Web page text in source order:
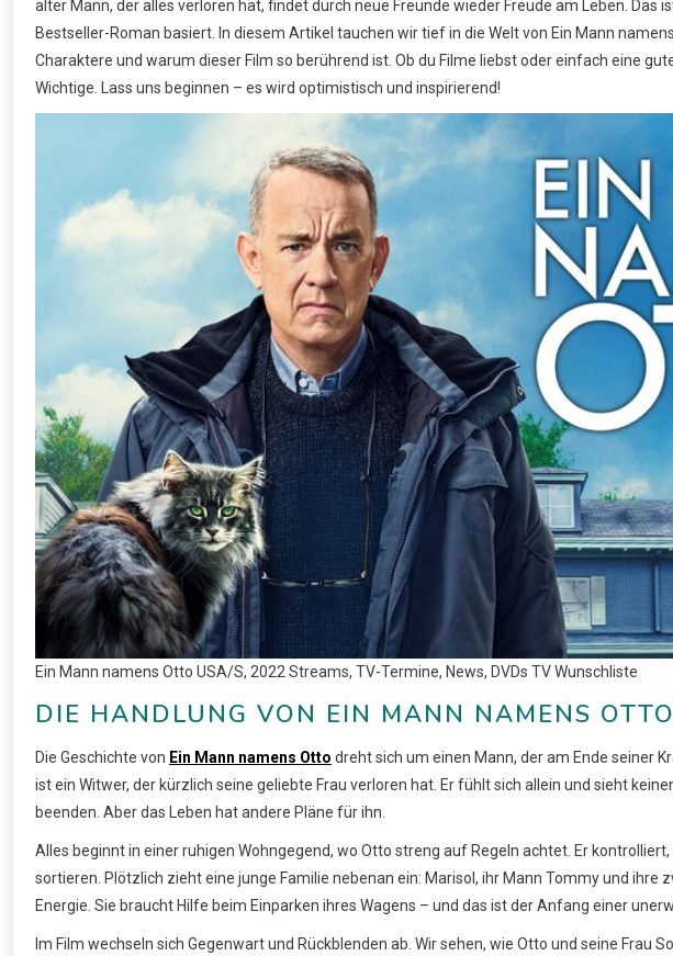
alter Mann, der alles verloren hat, findet durch neue Freunde wieder Freude am Leben. Das
Bestseller-Roman basiert. In diesem Artikel tauchen wir tief in die Welt von Ein Mann
Charaktere und warum dieser Film so berührend ist. Ob du Filme liebst oder einfach eine
Wichtige. Lass uns beginnen – es wird optimistisch und inspirierend!
Ein Mann namens Otto USA/S, 2022 Streams, TV-Termine, News, DVDs TV Wunschliste
DIE HANDLUNG VON EIN MANN NAMENS OTTO
Die Geschichte von Ein Mann namens Otto dreht sich um einen Mann, der am Ende seiner
ist ein Witwer, der kürzlich seine geliebte Frau verloren hat. Er fühlt sich allein und sieht
beenden. Aber das Leben hat andere Pläne für ihn.
Alles beginnt in einer ruhigen Wohngegend, wo Otto streng auf Regeln achtet. Er kontrolliert,
sortieren. Plötzlich zieht eine junge Familie nebenan ein: Marisol, ihr Mann Tommy und ihre
Energie. Sie braucht Hilfe beim Einparken ihres Wagens – und das ist der Anfang einer
Im Film wechseln sich Gegenwart und Rückblenden ab. Wir sehen, wie Otto und seine Frau